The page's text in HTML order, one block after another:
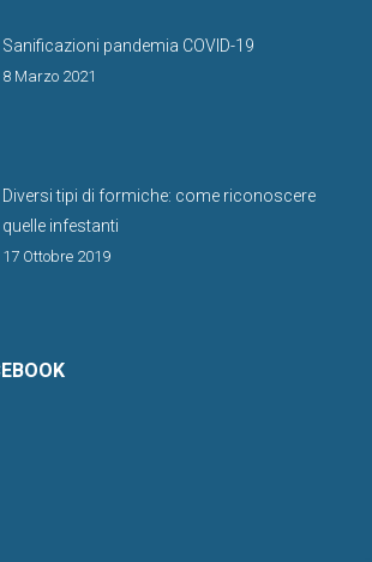
Sanificazioni pandemia COVID-19
8 Marzo 2021
Diversi tipi di formiche: come riconoscere
quelle infestanti
17 Ottobre 2019